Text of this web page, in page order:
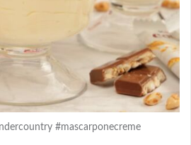
#mascarponecreme